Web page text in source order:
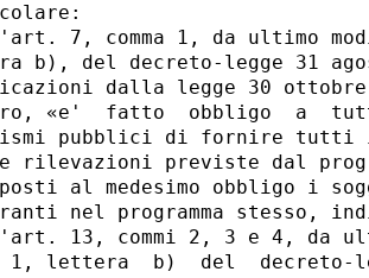
7, comma 1, da ultimo
b), del decreto-legge 31
dalla legge 30
«e'  fatto  obbligo  a
pubblici di fornire tutti
rilevazioni previste dal
al medesimo obbligo i
nel programma stesso,
13, commi 2, 3 e 4, da
1, lettera  b)  del  decreto-